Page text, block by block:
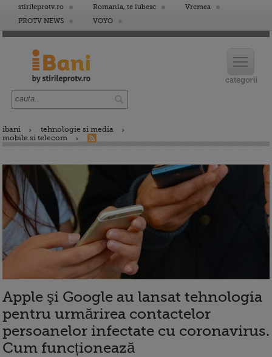
stirileprotv.ro Romania, te iubesc
Vremea
PROTV NEWS
VOYO
ibani
tehnologie si media
mobile si telecom
Apple şi Google au lansat tehnologia
pentru urmărirea contactelor
persoanelor infectate cu coronavirus.
Cum funcționează